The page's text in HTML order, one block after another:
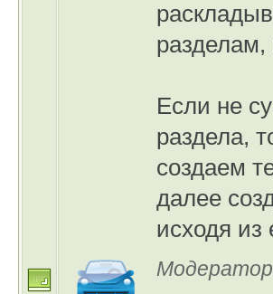
Если не
раздела,
создаем
далее
исходя из